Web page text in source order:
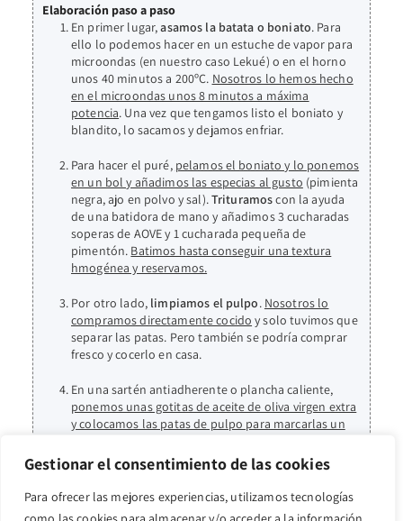
Gestionar el consentimiento de las cookies
Para ofrecer las mejores experiencias, utilizamos tecnologías
Elaboración paso a paso
En primer lugar,asamos la batata o boniato. Para
ello lo podemos hacer en un estuche de vapor para
microondas (en nuestro caso Lekué) o en el horno
unos 40 minutos a 200ºC. Nosotros lo hemos hecho
en el microondas unos 8 minutos a máxima
potencia. Una vez que tengamos listo el boniato y
blandito, lo sacamos y dejamos enfriar.
Para hacer el puré, pelamos el boniato y lo ponemos
en un bol y añadimos las especias al gusto (pimienta
negra, ajo en polvo y sal).Trituramoscon la ayuda
de una batidora de mano y añadimos 3 cucharadas
soperas de AOVE y 1 cucharada pequeña de
pimentón. Batimos hasta conseguir una textura
hmogénea y reservamos.
Por otro lado, limpiamos el pulpo. Nosotros lo
compramos directamente cocido y solo tuvimos que
separar las patas. Pero también se podría comprar
fresco y cocerlo en casa.
En una sartén antiadherente o plancha caliente,
ponemos unas gotitas de aceite de oliva virgen extra
y colocamos las patas de pulpo para marcarlas un
servimos en nuestro plato el puré de boniato junto
con las patas de pulpo. Decoramos con un perejil
fresco, un chorrito de aceite de oliva virgen extra y
espolvoreamos pimentón de la Vera (dulce en